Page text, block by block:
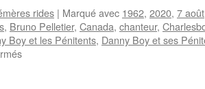
rides | Marqué avec 1962, 2020, 7 août
, Bruno Pelletier, Canada, chanteur,
Boy et les Pénitents, Danny Boy et ses
sur